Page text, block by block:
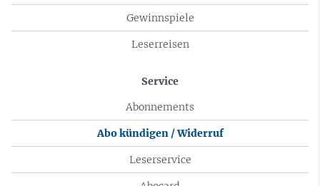
Gewinnspiele
Leserreisen
Service
Abonnements
Abo kündigen / Widerruf
Leserservice